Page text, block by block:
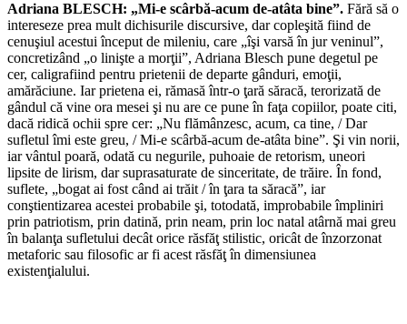
Adriana BLESCH: „Mi-e scârbă-acum de-atâta bine”. Fără să o
intereseze prea mult dichisurile discursive, dar copleşită fiind de
cenuşiul acestui început de mileniu, care „îşi varsă în jur veninul”,
concretizând „o linişte a morţii”, Adriana Blesch pune degetul pe
cer, caligrafiind pentru prietenii de departe gânduri, emoţii,
amărăciune. Iar prietena ei, rămasă într-o ţară săracă, terorizată de
gândul că vine ora mesei şi nu are ce pune în faţa copiilor, poate citi,
dacă ridică ochii spre cer: „Nu flămânzesc, acum, ca tine, / Dar
sufletul îmi este greu, / Mi-e scârbă-acum de-atâta bine”. Şi vin norii,
iar vântul poară, odată cu negurile, puhoaie de retorism, uneori
lipsite de lirism, dar suprasaturate de sinceritate, de trăire. În fond,
suflete, „bogat ai fost când ai trăit / în ţara ta săracă”, iar
conştientizarea acestei probabile şi, totodată, improbabile împliniri
prin patriotism, prin datină, prin neam, prin loc natal atârnă mai greu
în balanţa sufletului decât orice răsfăţ stilistic, oricât de înzorzonat
metaforic sau filosofic ar fi acest răsfăţ în dimensiunea
existenţialului.